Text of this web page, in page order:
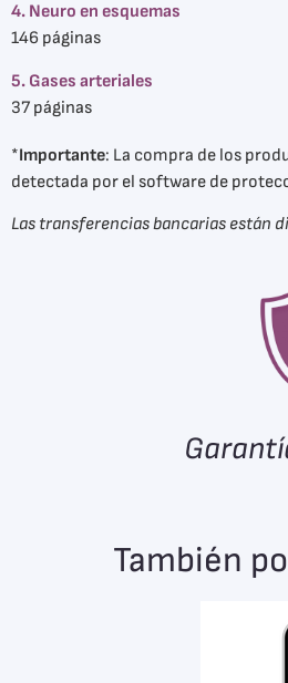
4. Neuro en esquemas
146 páginas
5. Gases arteriales
37 páginas
*Importante: La compra de los
detectada por el software de
Las transferencias bancarias están
También